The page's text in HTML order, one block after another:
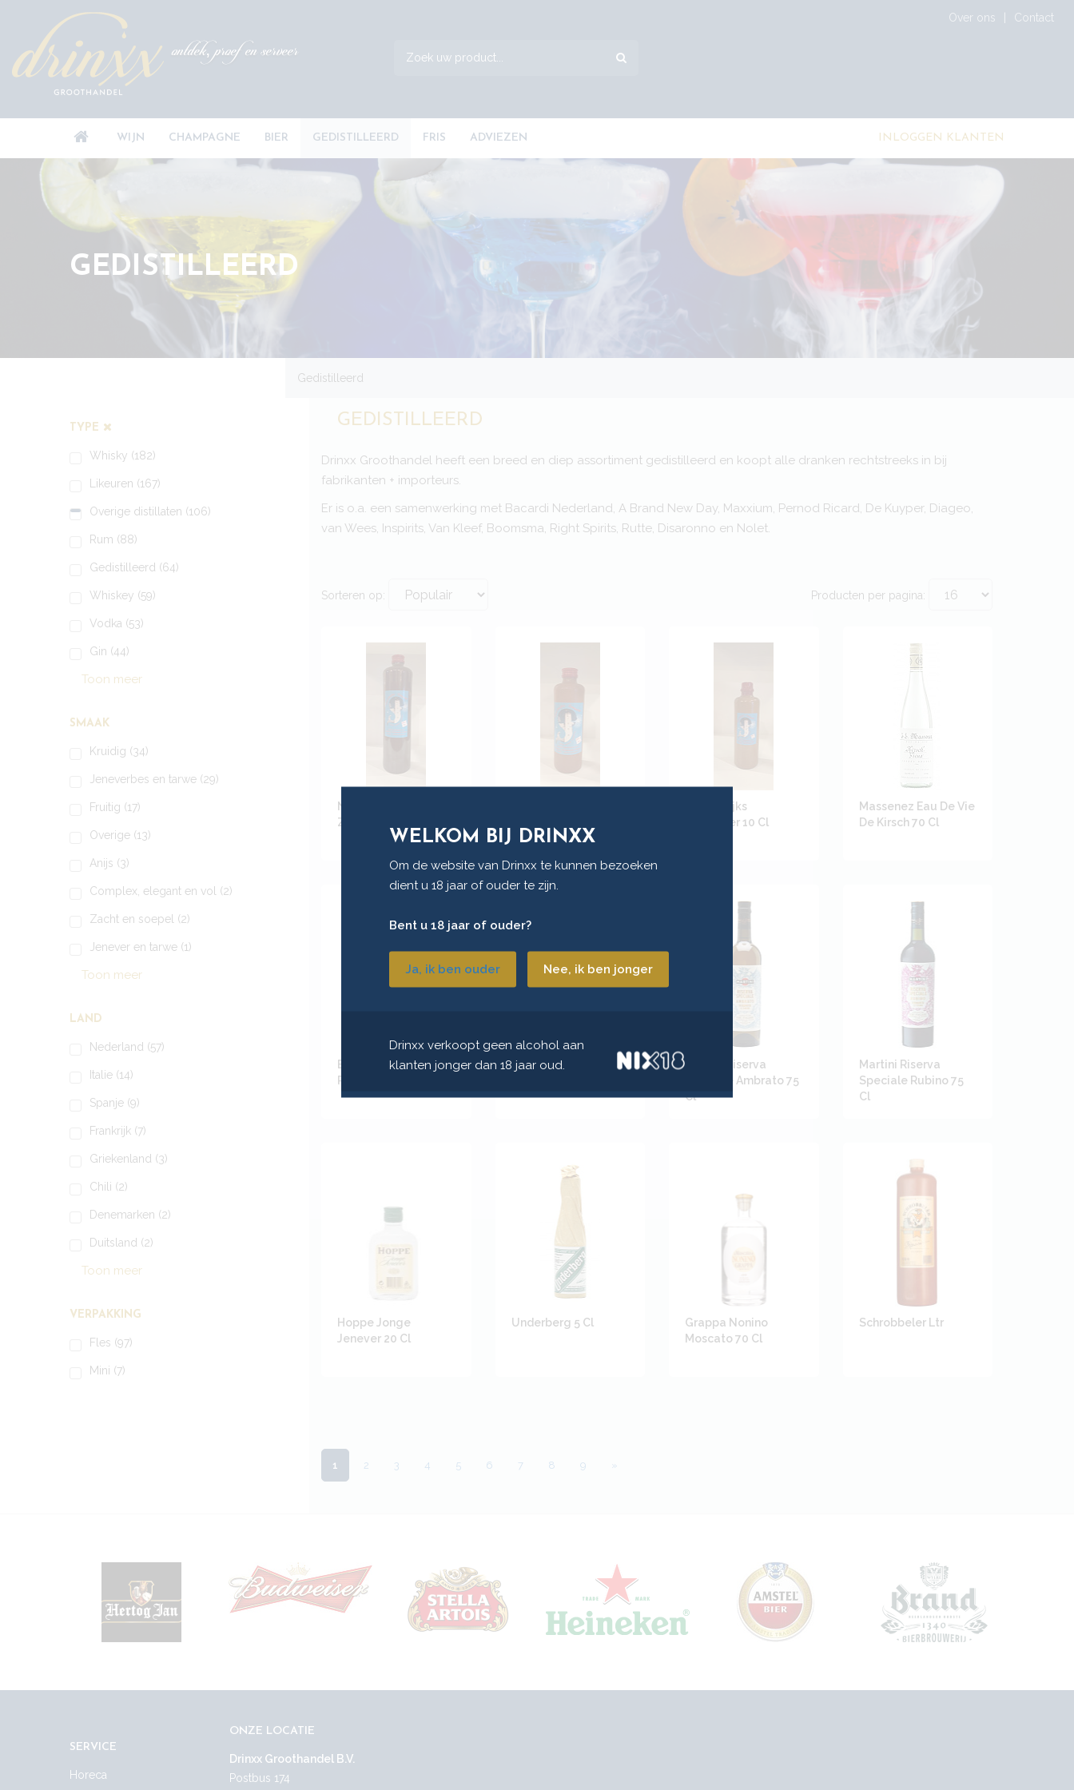
WELKOM BIJ DRINXX
Om de website van Drinxx te kunnen bezoeken
dient u 18 jaar of ouder te zijn.
Bent u 18 jaar of ouder?
Ja, ik ben ouder Nee, ik ben jonger
Drinxx verkoopt geen alcohol aan
klanten jonger dan 18 jaar oud.
ontdek, proef en serveer
Over ons Contact
WIJN CHAMPAGNE BIER GEDISTILLEERD FRIS ADVIEZEN INLOGGEN KLANTEN
GEDISTILLEERD
TYPE
Whisky (182)
Likeuren (167)
Overige distillaten (106)
Rum (88)
Gedistilleerd (64)
Whiskey (59)
Vodka (53)
Gin (44)
Toon meer
SMAAK
Kruidig (34)
Jeneverbes en tarwe (29)
Fruitig (17)
Overige (13)
Anijs (3)
Complex, elegant en vol (2)
Zacht en soepel (2)
Jenever en tarwe (1)
Toon meer
LAND
Nederland (57)
Italie (14)
Spanje (9)
Frankrijk (7)
Griekenland (3)
Chili (2)
Denemarken (2)
Duitsland (2)
Toon meer
VERPAKKING
Fles (97)
Mini (7)
Gedistilleerd
GEDISTILLEERD
Drinxx Groothandel heeft een breed en diep assortiment gedistilleerd en koopt alle dranken rechtstreeks in bij
fabrikanten + importeurs.
Er is o.a. een samenwerking met Bacardi Nederland, A Brand New Day, Maxxium, Pernod Ricard, De Kuyper, Diageo,
van Wees, Inspirits, Van Kleef, Boomsma, Right Spirits, Rutte, Disaronno en Nolet.
Sorteren op: Producten per pagina:
Noordwijks
Zeewater 70 Cl
Noordwijks
Zeewater 10 Cl
Massenez Eau De Vie
De Kirsch 70 Cl
Brandy Carlos
Primero 70 Cl
Bols Zeer Oude
Martini Riserva
Speciale Ambrato 75
Cl
Martini Riserva
Speciale Rubino 75
Cl
Hoppe Jonge
Jenever 20 Cl
Underberg 5 Cl
Grappa Nonino
Moscato 70 Cl
Schrobbeler Ltr
1 2 3 4 5 6 7 8 9 »
SERVICE
Horeca
ONZE LOCATIE
Drinxx Groothandel B.V.
Postbus 174